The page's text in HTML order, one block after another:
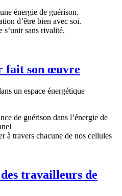
énergie de guérison.
d’être bien avec soi.
s’unir sans rivalité.
fait son œuvre
un espace énergétique
de guérison dans l’énergie de
à travers chacune de nos cellules
travailleurs de